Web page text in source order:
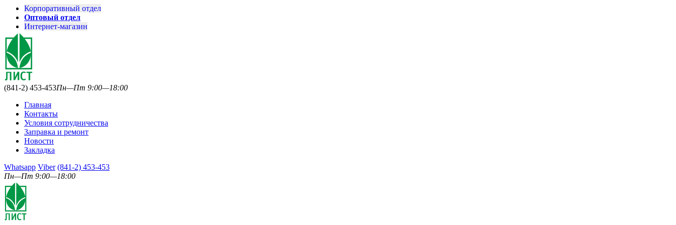
Корпоративный отдел
Оптовый отдел
Интернет-магазин
(841-2) 453-453Пн—Пт 9:00—18:00
Главная
Контакты
Условия сотрудничества
Заправка и ремонт
Новости
Закладка
Whatsapp Viber (841-2) 453-453
Пн—Пт 9:00—18:00